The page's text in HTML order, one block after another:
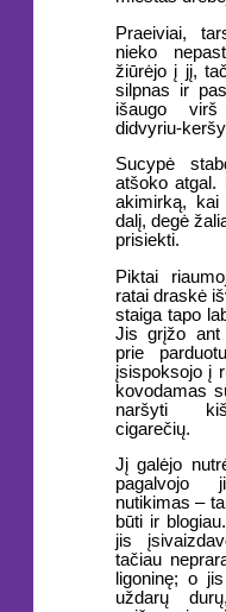
Praeiviai,
nieko
žiūrėjo į jį,
silpnas ir
išaugo virš
didvyriu-
Sucypė
atšoko atgal.
akimirką, kai
dalį, degė
prisiekti.
Piktai
ratai draskė
staiga tapo
Jis grįžo ant
prie
įsispoksojo į
kovodamas
naršyti
cigarečių.
Jį galėjo
pagalvojo
nutikimas –
būti ir
jis
tačiau
ligoninę; o
uždarų